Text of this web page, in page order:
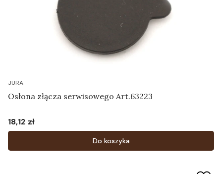
JURA
Osłona złącza serwisowego Art.63223
Cena
18,12 zł
Do koszyka